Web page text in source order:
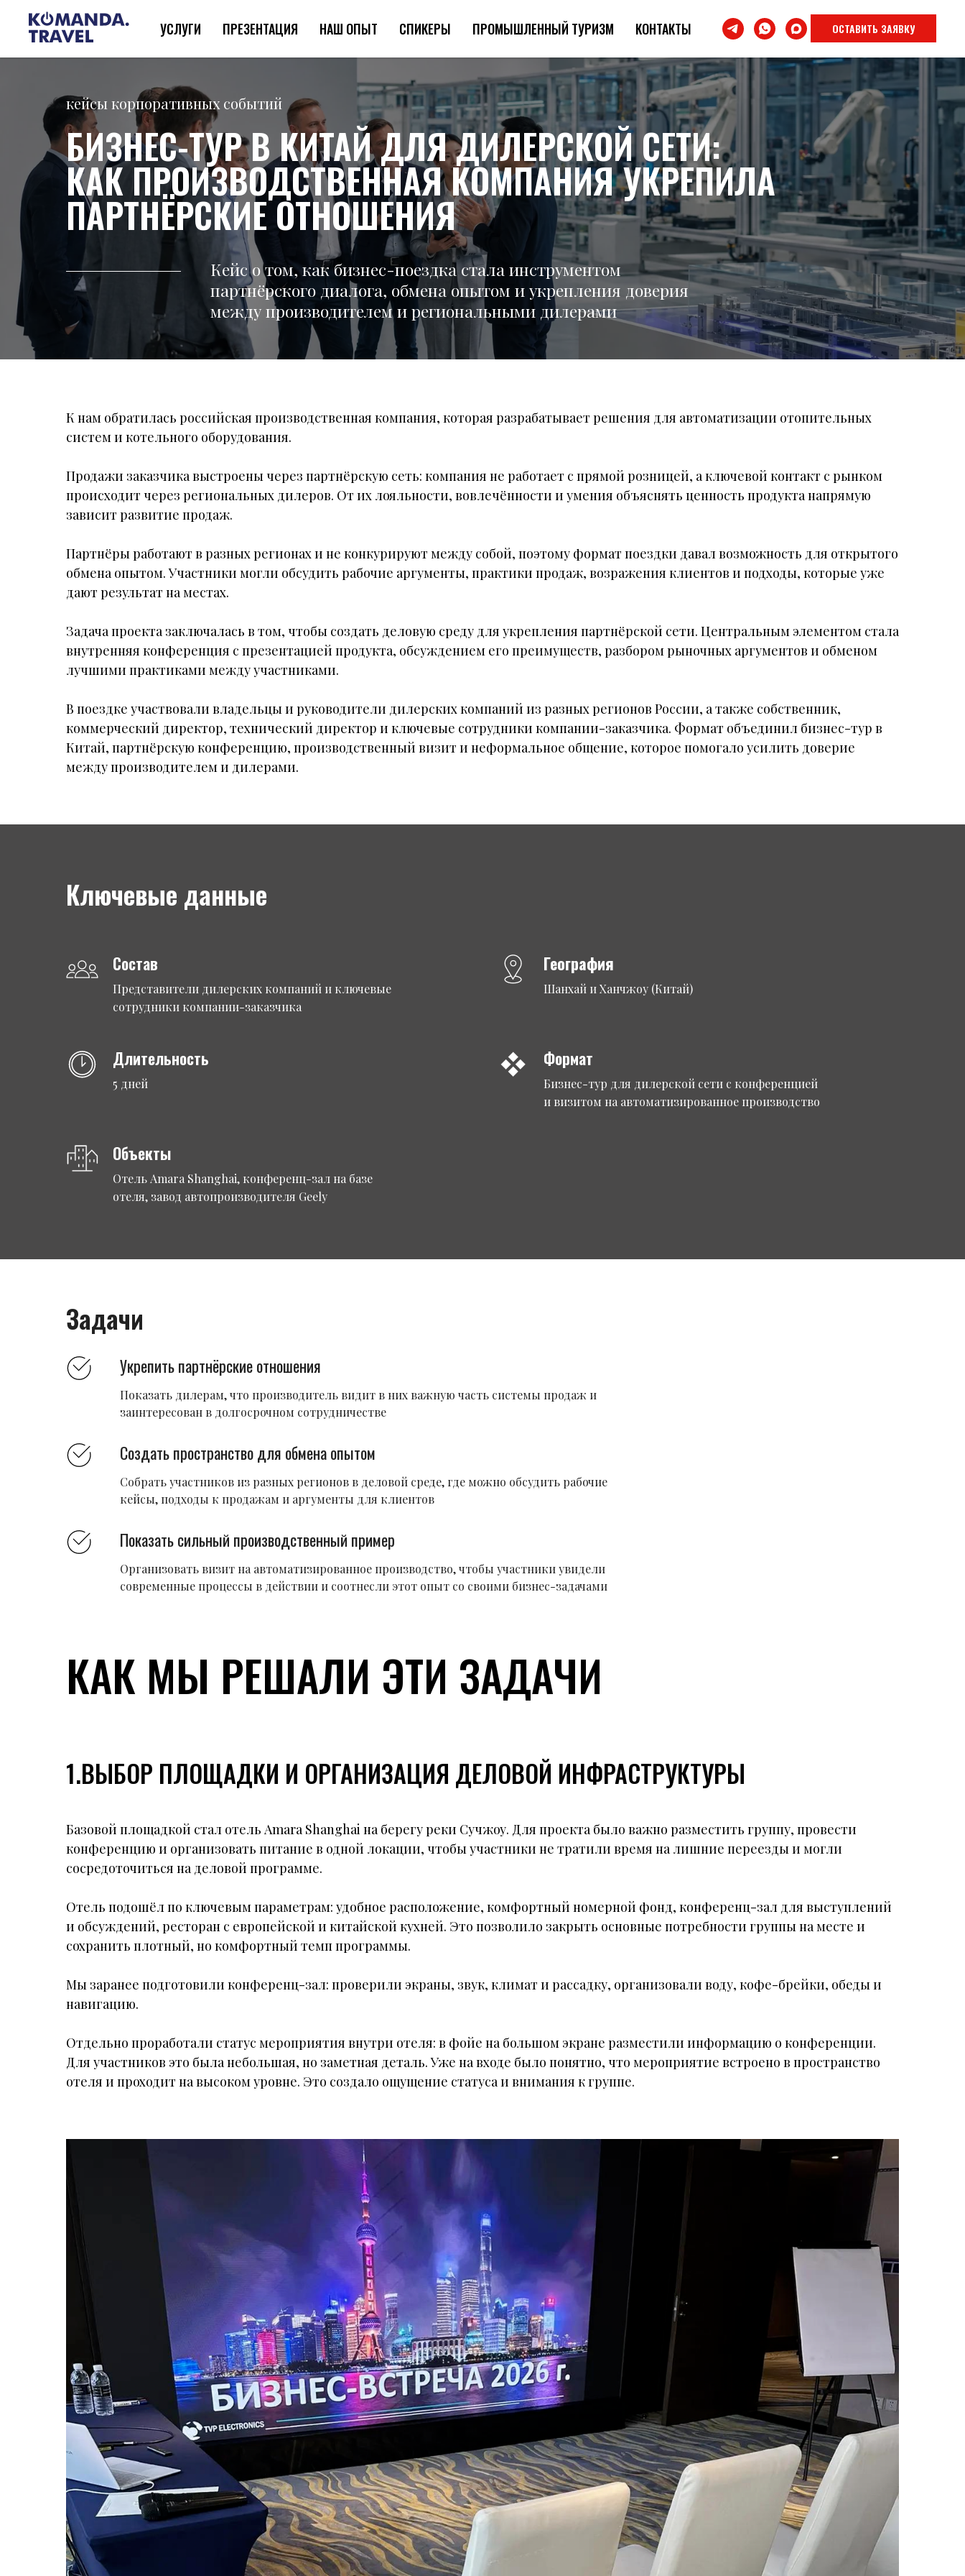
УСЛУГИ ПРЕЗЕНТАЦИЯ НАШ ОПЫТ СПИКЕРЫ ПРОМЫШЛЕННЫЙ ТУРИЗМ КОНТАКТЫ ОСТАВИТЬ ЗАЯВКУ
БИЗНЕС-ТУР В КИТАЙ ДЛЯ ДИЛЕРСКОЙ СЕТИ:
КАК ПРОИЗВОДСТВЕННАЯ КОМПАНИЯ УКРЕПИЛА
ПАРТНЁРСКИЕ ОТНОШЕНИЯ
Кейс о том, как бизнес-поездка стала инструментом
партнёрского диалога, обмена опытом и укрепления доверия
между производителем и региональными дилерами
кейсы корпоративных событий
К нам обратилась российская производственная компания, которая разрабатывает решения для автоматизации отопительных
систем и котельного оборудования.
Продажи заказчика выстроены через партнёрскую сеть: компания не работает с прямой розницей, а ключевой контакт с рынком
происходит через региональных дилеров. От их лояльности, вовлечённости и умения объяснять ценность продукта напрямую
зависит развитие продаж.
Партнёры работают в разных регионах и не конкурируют между собой, поэтому формат поездки давал возможность для открытого
обмена опытом. Участники могли обсудить рабочие аргументы, практики продаж, возражения клиентов и подходы, которые уже
дают результат на местах.
Задача проекта заключалась в том, чтобы создать деловую среду для укрепления партнёрской сети. Центральным элементом стала
внутренняя конференция с презентацией продукта, обсуждением его преимуществ, разбором рыночных аргументов и обменом
лучшими практиками между участниками.
В поездке участвовали владельцы и руководители дилерских компаний из разных регионов России, а также собственник,
коммерческий директор, технический директор и ключевые сотрудники компании-заказчика. Формат объединил бизнес-тур в
Китай, партнёрскую конференцию, производственный визит и неформальное общение, которое помогало усилить доверие
между производителем и дилерами.
Ключевые данные
Состав
Представители дилерских компаний и ключевые
сотрудники компании-заказчика
География
Шанхай и Ханчжоу (Китай)
Длительность
5 дней
Формат
Бизнес-тур для дилерской сети с конференцией
и визитом на автоматизированное производство
Объекты
Отель Amara Shanghai, конференц-зал на базе
отеля, завод автопроизводителя Geely
Задачи
Укрепить партнёрские отношения
Показать дилерам, что производитель видит в них важную часть системы продаж и
заинтересован в долгосрочном сотрудничестве
Создать пространство для обмена опытом
Собрать участников из разных регионов в деловой среде, где можно обсудить рабочие
кейсы, подходы к продажам и аргументы для клиентов
Показать сильный производственный пример
Организовать визит на автоматизированное производство, чтобы участники увидели
современные процессы в действии и соотнесли этот опыт со своими бизнес-задачами
КАК МЫ РЕШАЛИ ЭТИ ЗАДАЧИ
1.ВЫБОР ПЛОЩАДКИ И ОРГАНИЗАЦИЯ ДЕЛОВОЙ ИНФРАСТРУКТУРЫ
Базовой площадкой стал отель Amara Shanghai на берегу реки Сучжоу. Для проекта было важно разместить группу, провести
конференцию и организовать питание в одной локации, чтобы участники не тратили время на лишние переезды и могли
сосредоточиться на деловой программе.
Отель подошёл по ключевым параметрам: удобное расположение, комфортный номерной фонд, конференц-зал для выступлений
и обсуждений, ресторан с европейской и китайской кухней. Это позволило закрыть основные потребности группы на месте и
сохранить плотный, но комфортный темп программы.
Мы заранее подготовили конференц-зал: проверили экраны, звук, климат и рассадку, организовали воду, кофе-брейки, обеды и
навигацию.
Отдельно проработали статус мероприятия внутри отеля: в фойе на большом экране разместили информацию о конференции.
Для участников это была небольшая, но заметная деталь. Уже на входе было понятно, что мероприятие встроено в пространство
отеля и проходит на высоком уровне. Это создало ощущение статуса и внимания к группе.